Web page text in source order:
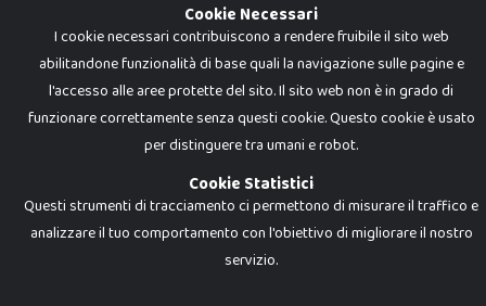
Dadi e Mattoncini è un brand di Giocabene Srl. Ogni riproduzione o utilizzo non
espressamente autorizzato è severamente vietato. Tutti i loghi, marchi,
brand elencati nel presente shop sono di proprietà dei rispettivi titolari.
I prezzi e le promozioni pubblicate potrebbero differire da quanto esposto in
negozio.
Giocabene Srl - via della Posta 8, 20123 Milano (MI)
P.IVA 02608090425 - REA AN201199 - C.S. 10.000 i.v.
Cookie Necessari
I cookie necessari contribuiscono a rendere fruibile il sito web
abilitandone funzionalità di base quali la navigazione sulle pagine e
l'accesso alle aree protette del sito. Il sito web non è in grado di
funzionare correttamente senza questi cookie. Questo cookie è usato
per distinguere tra umani e robot.
Cookie Statistici
Questi strumenti di tracciamento ci permettono di misurare il traffico e
analizzare il tuo comportamento con l'obiettivo di migliorare il nostro
servizio.